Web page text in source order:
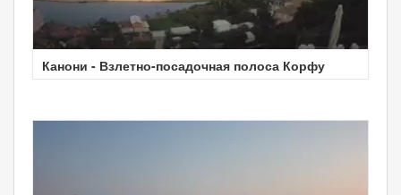
Канони - Взлетно-посадочная полоса Корфу